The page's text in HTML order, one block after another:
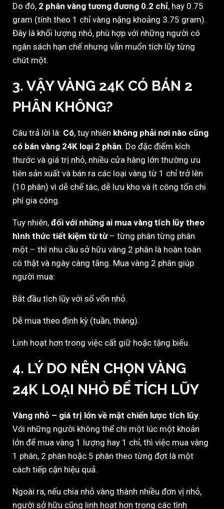
Do đó, 2 phân vàng tương đương 0.2 chỉ, hay 0.75
gram (tính theo 1 chỉ vàng nặng khoảng 3.75 gram).
Đây là khối lượng nhỏ, phù hợp với những người có
ngân sách hạn chế nhưng vẫn muốn tích lũy từng
chút một.
3. VẬY VÀNG 24K CÓ BÁN 2
PHÂN KHÔNG?
Câu trả lời là: Có, tuy nhiên không phải nơi nào cũng
có bán vàng 24K loại 2 phân. Do đặc điểm kích
thước và giá trị nhỏ, nhiều cửa hàng lớn thường ưu
tiên sản xuất và bán ra các loại vàng từ 1 chỉ trở lên
(10 phân) vì dễ chế tác, dễ lưu kho và ít công tốn chi
phí gia công.
Tuy nhiên, đối với những ai mua vàng tích lũy theo
hình thức tiết kiệm từ từ– từng phân từng phân
một – thì nhu cầu sở hữu vàng 2 phân là hoàn toàn
có thật và ngày càng tăng. Mua vàng 2 phân giúp
người mua:
Bắt đầu tích lũy với số vốn nhỏ.
Dễ mua theo định kỳ (tuần, tháng).
Linh hoạt hơn trong việc cất giữ hoặc tặng biếu.
4. LÝ DO NÊN CHỌN VÀNG
24K LOẠI NHỎ ĐỂ TÍCH LŨY
Vàng nhỏ – giá trị lớn về mặt chiến lược tích lũy.
Với những người không thể chi một lúc một khoản
lớn để mua vàng 1 lượng hay 1 chỉ, thì việc mua vàng
1 phân, 2 phân hoặc 5 phân theo từng đợt là một
cách tiếp cận hiệu quả.
Ngoài ra, nếu chia nhỏ vàng thành nhiều đơn vị nhỏ,
người sở hữu cũng linh hoạt hơn trong các tình